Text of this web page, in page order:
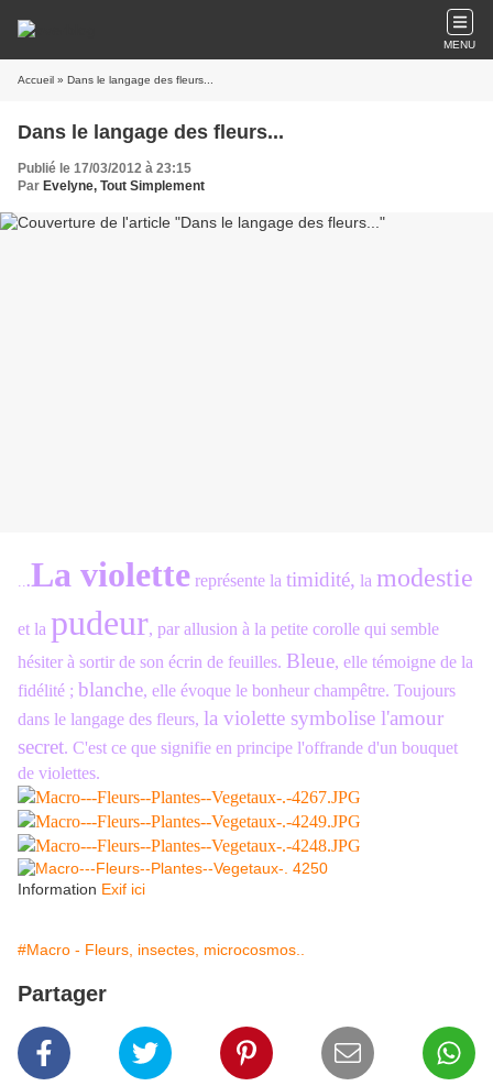
MENU
Accueil » Dans le langage des fleurs...
Dans le langage des fleurs...
Publié le 17/03/2012 à 23:15
Par Evelyne, Tout Simplement
...La violette représente la timidité, la modestie
et la pudeur, par allusion à la petite corolle qui semble
hésiter à sortir de son écrin de feuilles. Bleue, elle témoigne de la
fidélité ; blanche, elle évoque le bonheur champêtre. Toujours
dans le langage des fleurs, la violette symbolise l'amour
secret. C'est ce que signifie en principe l'offrande d'un bouquet
de violettes.
Information Exif ici
#Macro - Fleurs, insectes, microcosmos..
Partager